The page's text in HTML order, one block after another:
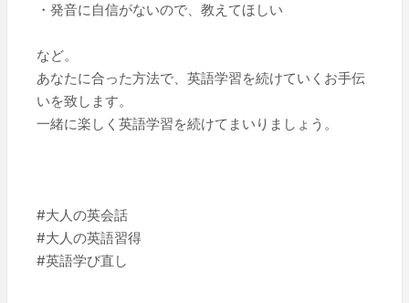
・発音に自信がないので、教えてほしい
など。
あなたに合った方法で、英語学習を続けていくお手伝
いを致します。
一緒に楽しく英語学習を続けてまいりましょう。
#大人の英会話
#大人の英語習得
#英語学び直し